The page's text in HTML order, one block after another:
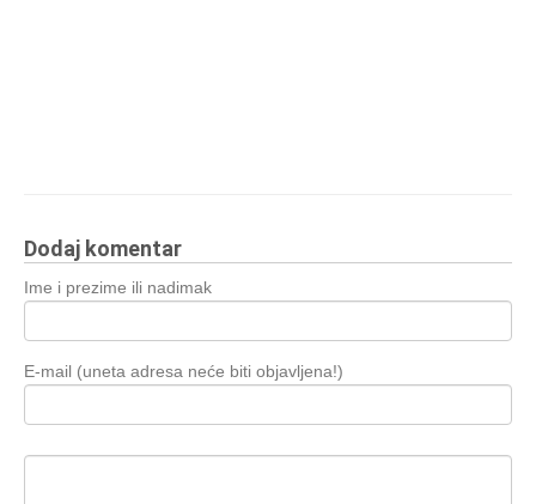
Dodaj komentar
Ime i prezime ili nadimak
E-mail (uneta adresa neće biti objavljena!)